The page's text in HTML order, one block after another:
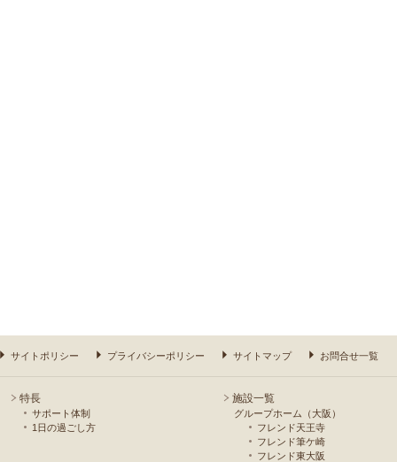
サイトポリシー プライバシーポリシー サイトマップ お問合せ一覧
特長
サポート体制
1日の過ごし方
施設一覧
グループホーム（大阪）
フレンド天王寺
フレンド筆ケ崎
フレンド東大阪